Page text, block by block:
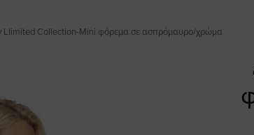
Llimited Collection-Mini φόρεμα σε ασπρόμαυρο/χρώμα